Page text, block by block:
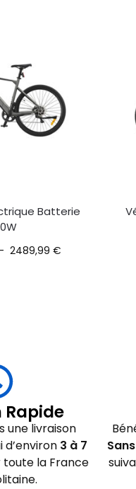
Batterie
2489,99 €
Rapide
une livraison
d’environ 3 à 7
la France